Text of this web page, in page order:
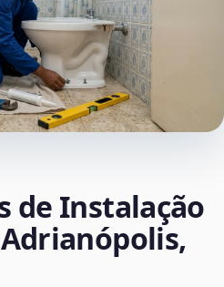
de Instalação